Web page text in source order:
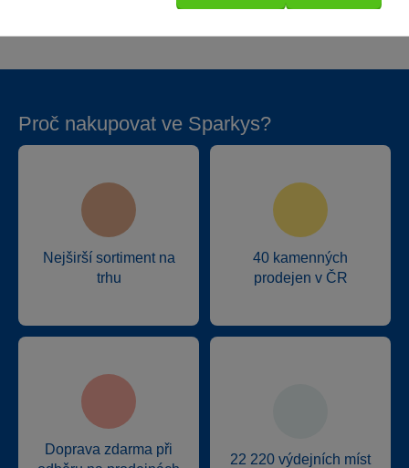
100
Proč nakupovat ve Sparkys?
Nejširší sortiment na
trhu
40 kamenných
prodejen v ČR
Doprava zdarma při
22 220 výdejních míst